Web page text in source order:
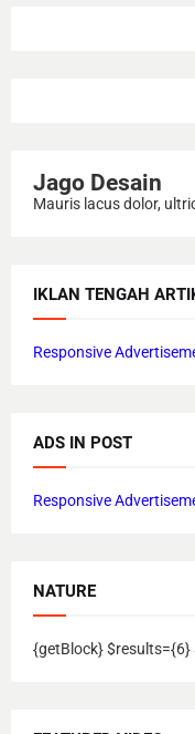
Jago Desain
Mauris lacus dolor,
IKLAN TENGAH
Responsive
ADS IN POST
Responsive
NATURE
{getBlock}